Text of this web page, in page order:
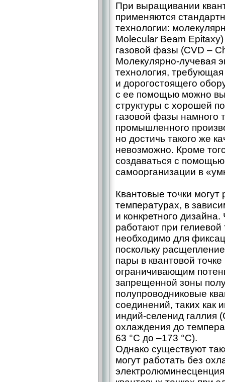
При выращивании
применяются
технологии:
Molecular Beam
газовой фазы (CVD –
Молекулярно-­лучевая
технология,
и дорогостоящего
с ее помощью можно
структуры с хорошей
газовой фазы намного
промышленного
но достичь такого же
невозможно. Кроме
создаваться с
самоорганизации в
Квантовые точки
температурах, в
и конкретного
работают при
необходимо для
поскольку
пары в квантовой
ограничивающим
запрещенной зоны
полупроводниковые
соединений, таких как
индий-­селенид галлия
охлаждения до
63 °C до –173 °C).
Однако существуют
могут работать без